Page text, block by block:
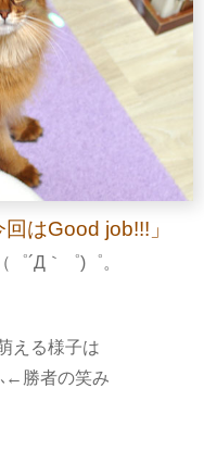
はGood job!!!」
´Д｀゜)゜。
える様子は
←勝者の笑み